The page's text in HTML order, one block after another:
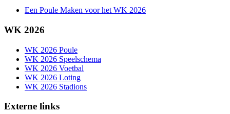
Een Poule Maken voor het WK 2026
WK 2026
WK 2026 Poule
WK 2026 Speelschema
WK 2026 Voetbal
WK 2026 Loting
WK 2026 Stadions
Externe links